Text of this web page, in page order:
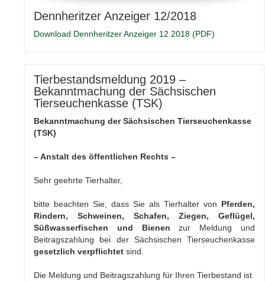
Dennheritzer Anzeiger 12/2018
Download Dennheritzer Anzeiger 12 2018 (PDF)
Tierbestandsmeldung 2019 –
Bekanntmachung der Sächsischen
Tierseuchenkasse (TSK)
Bekanntmachung der Sächsischen Tierseuchenkasse
(TSK)
– Anstalt des öffentlichen Rechts –
Sehr geehrte Tierhalter,
bitte beachten Sie, dass Sie als Tierhalter von Pferden,
Rindern, Schweinen, Schafen, Ziegen, Geflügel,
Süßwasserfischen und Bienenzur Meldung und
Beitragszahlung bei der Sächsischen Tierseuchenkasse
gesetzlich verpflichtet sind.
Die Meldung und Beitragszahlung für Ihren Tierbestand ist